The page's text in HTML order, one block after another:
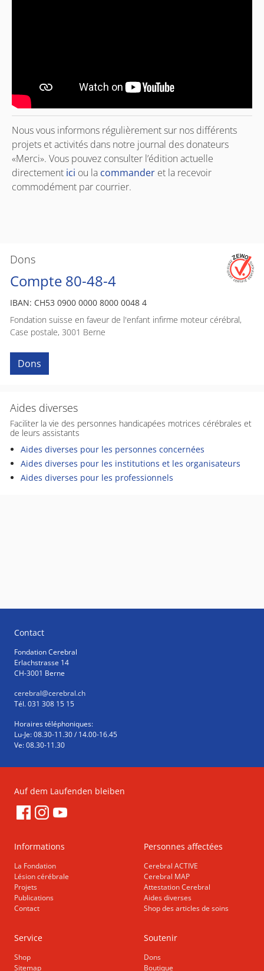
Dons
Compte 80-48-4
IBAN: CH53 0900 0000 8000 0048 4
Fondation suisse en faveur de l'enfant infirme moteur cérébral,
Case postale, 3001 Berne
Dons
Aides diverses
Faciliter la vie des personnes handicapées motrices cérébrales et
de leurs assistants
Aides diverses pour les personnes concernées
Aides diverses pour les institutions et les organisateurs
Aides diverses pour les professionnels
Nous vous informons régulièrement sur nos différents
projets et activités dans notre journal des donateurs
«Merci». Vous pouvez consulter l’édition actuelle
directement ici ou la commander et la recevoir
commodément par courrier.
Contact
Fondation Cerebral
Erlachstrasse 14
CH-3001 Berne
cerebral@cerebral.ch
Tél. 031 308 15 15
Horaires téléphoniques:
Lu-Je: 08.30-11.30 / 14.00-16.45
Ve: 08.30-11.30
Auf dem Laufenden bleiben
Informations
La Fondation
Lésion cérébrale
Projets
Publications
Contact
Personnes affectées
Cerebral ACTIVE
Cerebral MAP
Attestation Cerebral
Aides diverses
Shop des articles de soins
Service
Shop
Sitemap
Soutenir
Dons
Boutique